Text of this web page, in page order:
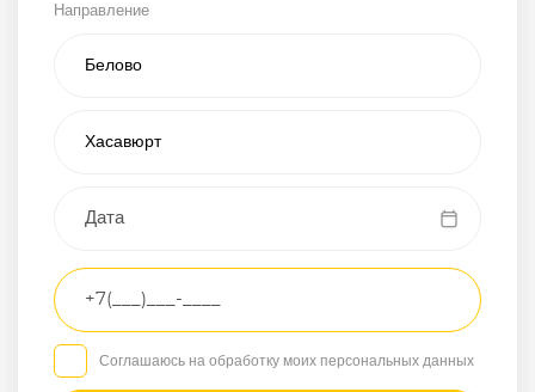
Грузовой
Направление
Транспортное
средство
Седан
Соглашаюсь на обработку моих персональных данных